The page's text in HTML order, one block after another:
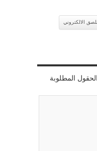
الالكتروني
المطلوبة